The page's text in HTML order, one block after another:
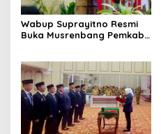
Wabup Suprayitno Resmi
Buka Musrenbang Pemkab
Terencana